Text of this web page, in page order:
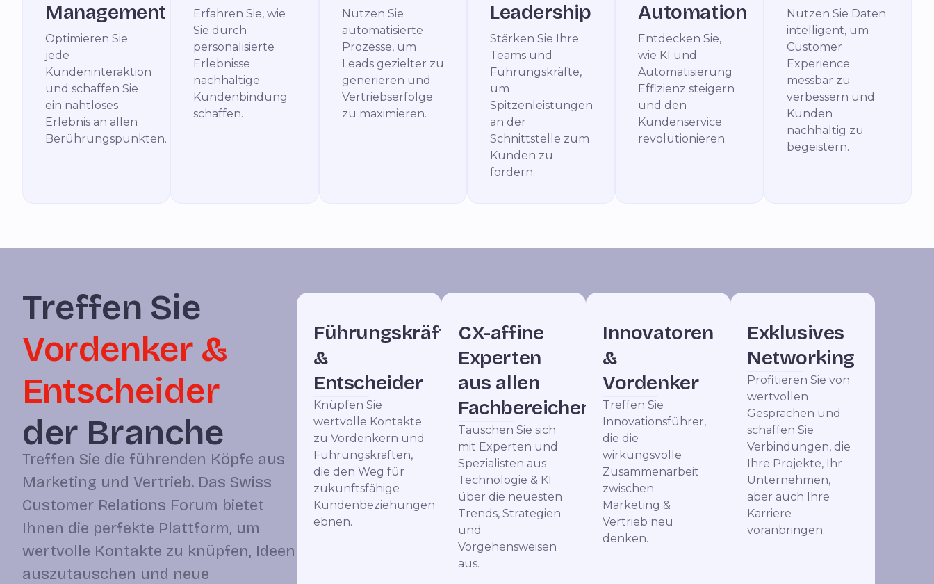
Management
Optimieren Sie
jede
Kundeninteraktion
und schaffen Sie
ein nahtloses
Erlebnis an allen
Berührungspunkten.
Erfahren Sie, wie
Sie durch
personalisierte
Erlebnisse
nachhaltige
Kundenbindung
schaffen.
Nutzen Sie
automatisierte
Prozesse, um
Leads gezielter zu
generieren und
Vertriebserfolge
zu maximieren.
Leadership
Stärken Sie Ihre
Teams und
Führungskräfte,
um
Spitzenleistungen
an der
Schnittstelle zum
Kunden zu
fördern.
Automation
Entdecken Sie,
wie KI und
Automatisierung
Effizienz steigern
und den
Kundenservice
revolutionieren.
Nutzen Sie Daten
intelligent, um
Customer
Experience
messbar zu
verbessern und
Kunden
nachhaltig zu
begeistern.
Treffen Sie
Vordenker &
Entscheider
der Branche
Treffen Sie die führenden Köpfe aus
Marketing und Vertrieb. Das Swiss
Customer Relations Forum bietet
Ihnen die perfekte Plattform, um
wertvolle Kontakte zu knüpfen, Ideen
auszutauschen und neue
Führungskräfte
&
Entscheider
Knüpfen Sie
wertvolle Kontakte
zu Vordenkern und
Führungskräften,
die den Weg für
zukunftsfähige
Kundenbeziehungen
ebnen.
CX-affine
Experten
aus allen
Fachbereichen
Tauschen Sie sich
mit Experten und
Spezialisten aus
Technologie & KI
über die neuesten
Trends, Strategien
und
Vorgehensweisen
aus.
Innovatoren
&
Vordenker
Treffen Sie
Innovationsführer,
die die
wirkungsvolle
Zusammenarbeit
zwischen
Marketing &
Vertrieb neu
denken.
Exklusives
Networking
Profitieren Sie von
wertvollen
Gesprächen und
schaffen Sie
Verbindungen, die
Ihre Projekte, Ihr
Unternehmen,
aber auch Ihre
Karriere
voranbringen.